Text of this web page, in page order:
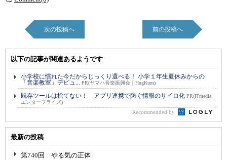
次の投稿へ 前の投稿へ
以下の記事が関連あるようです
小学校に慣れた今だからじっくり選べる！ 小学１年生夏休みからの
「音楽教室」デビュ... PR(ヤマハ音楽振興会｜HugKum)
既存ツールは捨てない！ アプリ連携で防ぐ情報のサイロ化 PR(ITmedia
エンタープライズ)
Recommended by
最新の投稿
第740回 やる気の正体